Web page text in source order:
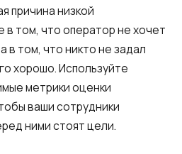
причина низкой
в том, что оператор не хочет
в том, что никто не задал
хорошо. Используйте
метрики оценки
ваши сотрудники
ними стоят цели.